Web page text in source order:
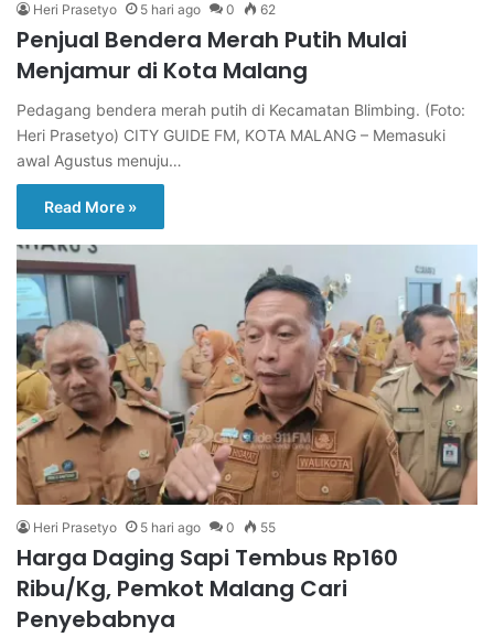
Heri Prasetyo 5 hari ago 0 62
Penjual Bendera Merah Putih Mulai
Menjamur di Kota Malang
Pedagang bendera merah putih di Kecamatan Blimbing. (Foto:
Heri Prasetyo) CITY GUIDE FM, KOTA MALANG – Memasuki
awal Agustus menuju…
Read More »
Heri Prasetyo 5 hari ago 0 55
Harga Daging Sapi Tembus Rp160
Ribu/Kg, Pemkot Malang Cari
Penyebabnya